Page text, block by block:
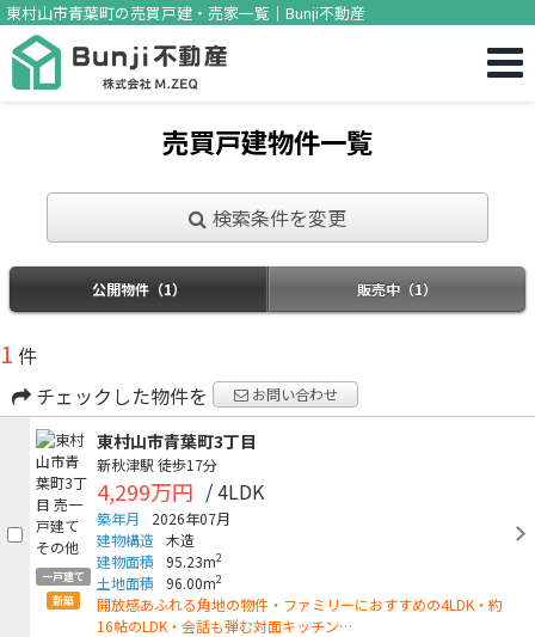
東村山市青葉町の売買戸建・売家一覧｜Bunji不動産
売買戸建物件一覧
検索条件を変更
公開物件（1） 販売中（1）
1 件
チェックした物件を
お問い合わせ
一戸建て
新築
東村山市青葉町3丁目
新秋津駅 徒歩17分
4,299万円 / 4LDK
築年月
2026年07月
建物構造 木造
建物面積
95.23m2
土地面積 96.00m2
開放感あふれる角地の物件・ファミリーにおすすめの4LDK・約
16帖のLDK・会話も弾む対面キッチン…